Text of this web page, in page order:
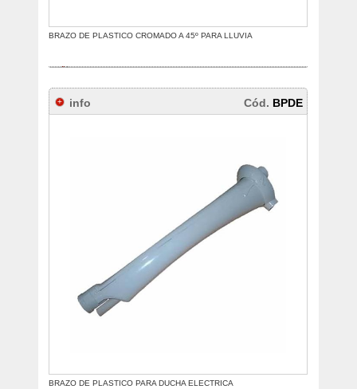
BRAZO DE PLASTICO CROMADO A 45º PARA LLUVIA
info Cód. BPDE
BRAZO DE PLASTICO PARA DUCHA ELECTRICA